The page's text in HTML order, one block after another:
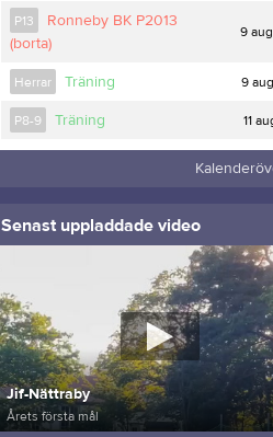
P13
Ronneby BK P2013
(borta)
9
Herrar Träning 9
P8-9 Träning 11
Senast uppladdade video
Jif-Nättraby
Årets första mål